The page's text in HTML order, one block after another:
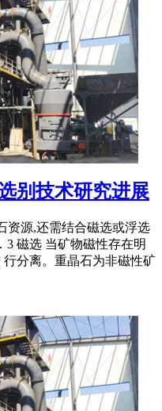
别技术研究进展
资源,还需结合磁选或浮选
3 磁选 当矿物磁性存在明
分离。重晶石为非磁性矿